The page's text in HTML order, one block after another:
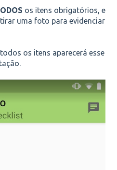
os itens obrigatórios, e
uma foto para evidenciar
os itens aparecerá esse